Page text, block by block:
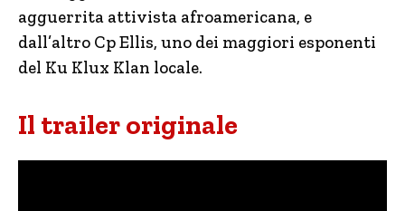
agguerrita attivista afroamericana, e
dall’altro Cp Ellis, uno dei maggiori esponenti
del Ku Klux Klan locale.
Il trailer originale